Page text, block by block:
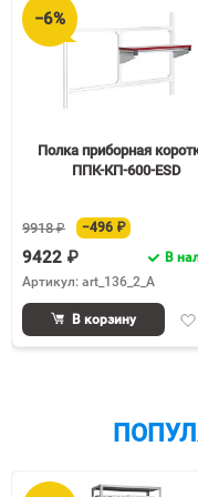
−6%
Полка приборная
ППК-КП-600-ESD
9918 ₽ −496 ₽
9422 ₽
В
Артикул: art_136_2_A
В корзину